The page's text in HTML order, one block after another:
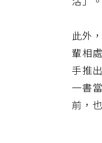
活」。
此外
輩相
手推
一
前，